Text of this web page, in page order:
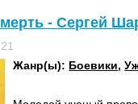
- Сергей
Жанр(ы): Боевики,